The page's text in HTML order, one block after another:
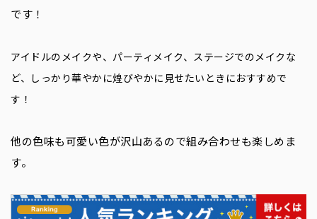
です！
アイドルのメイクや、パーティメイク、ステージでのメイクな
ど、しっかり華やかに煌びやかに見せたいときにおすすめで
す！
他の色味も可愛い色が沢山あるので組み合わせも楽しめま
す。